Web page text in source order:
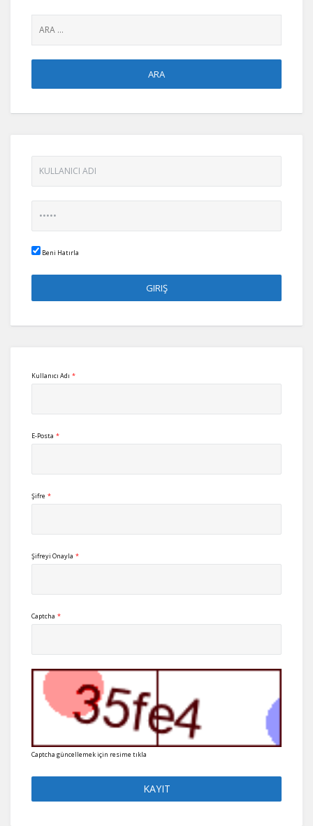
Beni Hatırla
Kullanıcı Adı *
E-Posta *
Şifre *
Şifreyi Onayla *
Captcha *
Captcha güncellemek için resime tıkla